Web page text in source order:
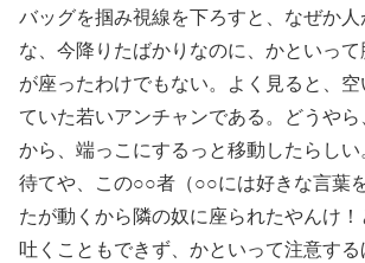
バッグを掴み視線を下ろすと、なぜか
な、今降りたばかりなのに、かといって
が座ったわけでもない。よく見ると、
ていた若いアンチャンである。どうや
から、端っこにするっと移動したらしい
待てや、この○○者（○○には好きな言葉
たが動くから隣の奴に座られたやんけ
吐くこともできず、かといって注意す